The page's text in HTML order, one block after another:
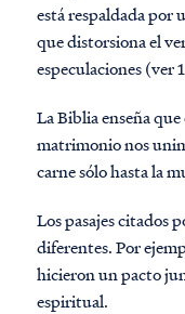
está respaldada por
que distorsiona el
especulaciones (ver
La Biblia enseña
matrimonio nos
carne sólo hasta la
Los pasajes citados
diferentes. Por
hicieron un pacto
espiritual.